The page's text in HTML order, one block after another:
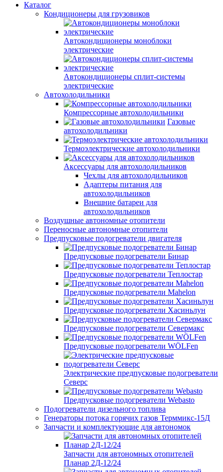
Каталог
Кондиционеры для грузовиков
Автокондиционеры моноблоки
электрические
Автокондиционеры сплит-системы
электрические
Автохолодильники
Компрессорные автохолодильники
Газовые
автохолодильники
Термоэлектрические автохолодильники
Аксессуары для автохолодильников
Чехлы для автохолодильников
Адаптеры питания для
автохолодильников
Внешние батареи для
автохолодильников
Воздушные автономные отопители
Переносные автономные отопители
Предпусковые подогреватели двигателя
Предпусковые подогреватели Бинар
Предпусковые подогреватели Теплостар
Предпусковые подогреватели Mahelon
Предпусковые подогреватели Хасиньлун
Предпусковые подогреватели Севермакс
Предпусковые подогреватели WÖLFen
Электрические предпусковые подогреватели
Северс
Предпусковые подогреватели Webasto
Подогреватели дизельного топлива
Генераторы потока горячих газов Терммикс-15Д
Запчасти и комплектующие для автономок
Запчасти для автономных отопителей
Планар 2Д-12/24